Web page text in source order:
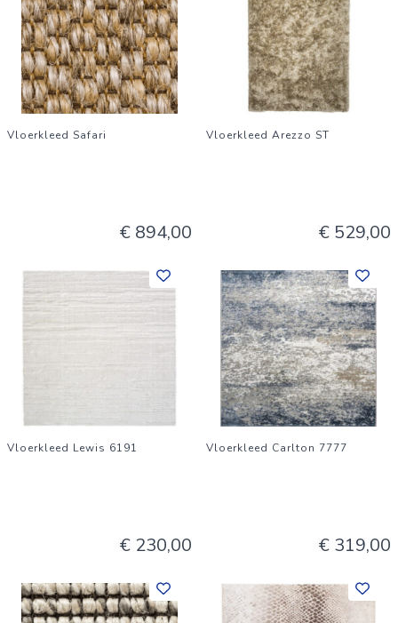
Vloerkleed Safari
€ 894,00
Vloerkleed Arezzo ST
€ 529,00
Vloerkleed Lewis 6191
€ 230,00
Vloerkleed Carlton 7777
€ 319,00